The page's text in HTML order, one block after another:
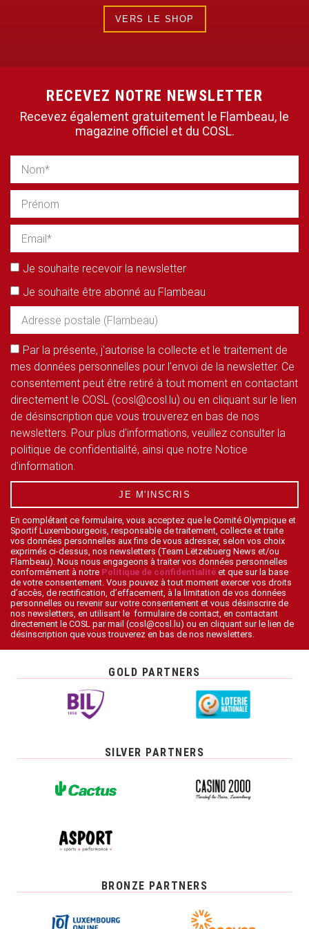
VERS LE SHOP
RECEVEZ NOTRE NEWSLETTER
Recevez également gratuitement le Flambeau, le
magazine officiel et du COSL.
Je souhaite recevoir la newsletter
Je souhaite être abonné au Flambeau
Par la présente, j'autorise la collecte et le traitement de
mes données personnelles pour l'envoi de la newsletter. Ce
consentement peut être retiré à tout moment en contactant
directement le COSL (cosl@cosl.lu) ou en cliquant sur le lien
de désinscription que vous trouverez en bas de nos
newsletters. Pour plus d'informations, veuillez consulter la
politique de confidentialité, ainsi que notre Notice
d'information.
JE M'INSCRIS
En complétant ce formulaire, vous acceptez que le Comité Olympique et
Sportif Luxembourgeois, responsable de traitement, collecte et traite
vos données personnelles aux fins de vous adresser, selon vos choix
exprimés ci-dessus, nos newsletters (Team Lëtzebuerg News et/ou
Flambeau). Nous nous engageons à traiter vos données personnelles
conformément à notre Politique de confidentialité et que sur la base
de votre consentement. Vous pouvez à tout moment exercer vos droits
d’accès, de rectification, d’effacement, à la limitation de vos données
personnelles ou revenir sur votre consentement et vous désinscrire de
nos newsletters, en utilisant le formulaire de contact, en contactant
directement le COSL par mail (cosl@cosl.lu) ou en cliquant sur le lien de
désinscription que vous trouverez en bas de nos newsletters.
GOLD PARTNERS
SILVER PARTNERS
BRONZE PARTNERS